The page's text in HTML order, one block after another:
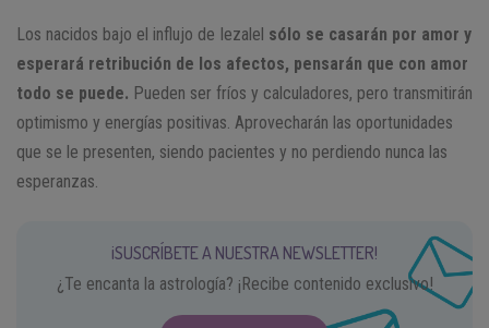
Los nacidos bajo el influjo de Iezalel sólo se casarán por amor y
esperará retribución de los afectos, pensarán que con amor
todo se puede. Pueden ser fríos y calculadores, pero transmitirán
optimismo y energías positivas. Aprovecharán las oportunidades
que se le presenten, siendo pacientes y no perdiendo nunca las
esperanzas.
¡SUSCRÍBETE A NUESTRA NEWSLETTER!
¿Te encanta la astrología? ¡Recibe contenido exclusivo!